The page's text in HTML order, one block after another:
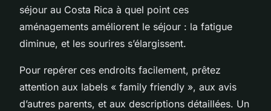
séjour au Costa Rica à quel point ces
aménagements améliorent le séjour : la fatigue
diminue, et les sourires s’élargissent.
Pour repérer ces endroits facilement, prêtez
attention aux labels « family friendly », aux avis
d’autres parents, et aux descriptions détaillées. Un